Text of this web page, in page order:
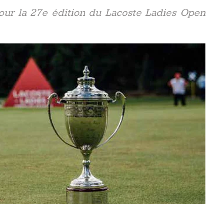
la 27e édition du Lacoste Ladies Open